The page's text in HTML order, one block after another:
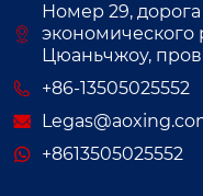
Номер 29,
экономического
Цюаньчжоу,
+86-13505025552
+8613505025552